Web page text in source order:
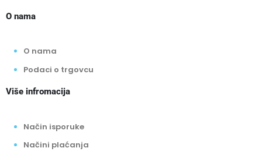
O nama
O nama
Podaci o trgovcu
Više infromacija
Način isporuke
Načini plaćanja